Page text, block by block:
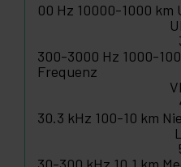
00 Hz 10000-1000
300-3000 Hz 1000-
Frequenz
30.3 kHz 100-10 km